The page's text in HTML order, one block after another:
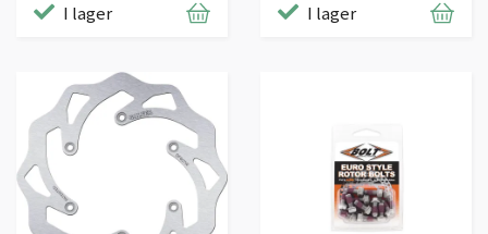
I lager I lager